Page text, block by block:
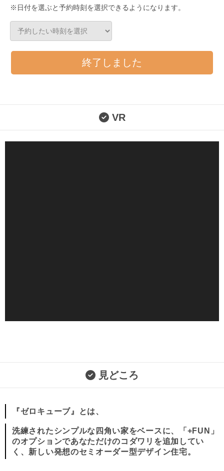
※日付を選ぶと予約時刻を選択できるようになります。
終了しました
VR
見どころ
『ゼロキューブ』とは、
洗練されたシンプルな四角い家をベースに、「+FUN」
のオプションであなただけのコダワリを追加してい
く、新しい発想のセミオーダー型デザイン住宅。